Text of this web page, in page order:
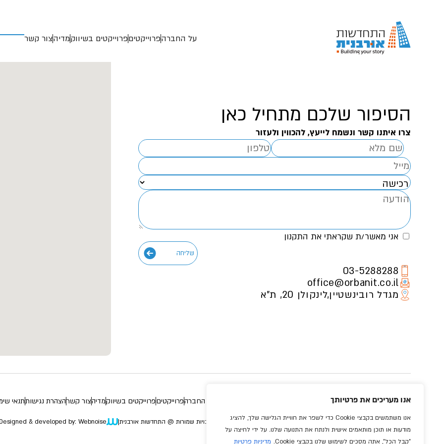
אנו מעריכים את פרטיותך
אנו משתמשים בקבצי Cookie כדי לשפר את חוויית הגלישה שלך, להציג
מודעות או תוכן מותאמים אישית ולנתח את התנועה שלנו. על ידי לחיצה על
"קבל הכל", אתה מסכים לשימוש שלנו בקבצי Cookie.
מדיניות פרטיות
על החברהפרוייקטיםפרוייקטים בשיווקמדיהצור קשר
הסיפור שלכם מתחיל כאן
צרו איתנו קשר ונשמח לייעץ, להכווין ולעזור
אני מאשר/ת שקראתי את התקנון
03-5288288
office@orbanit.co.il
מגדל רובינשטיין,לינקולן 20, ת"א
על החברהפרוייקטיםפרוייקטים בשיווקמדיהצור קשרהצהרת נגישותתנאי
כל הזכויות שמורות @ התחדשות אורבנית|
& developed by: Webnoise